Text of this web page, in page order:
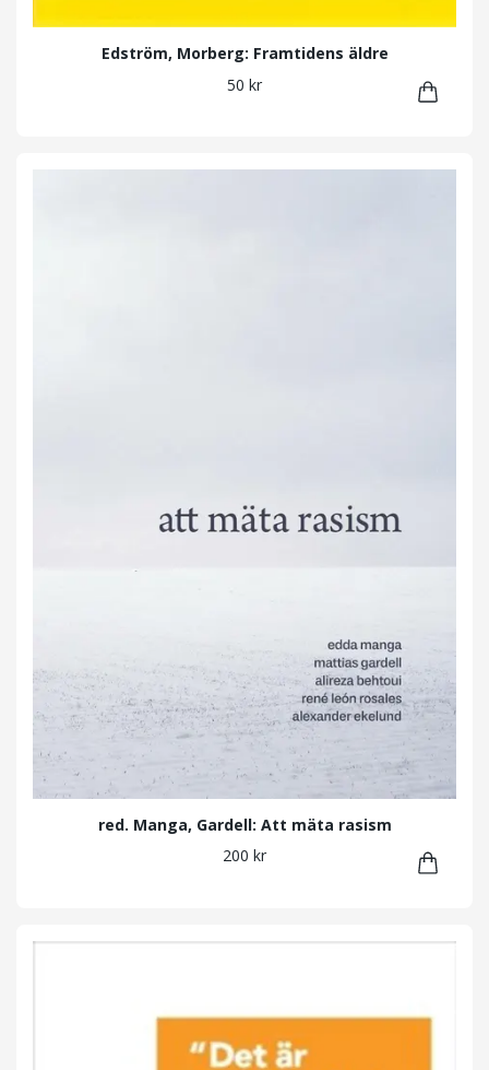
Edström, Morberg: Framtidens äldre
50 kr
red. Manga, Gardell: Att mäta rasism
200 kr